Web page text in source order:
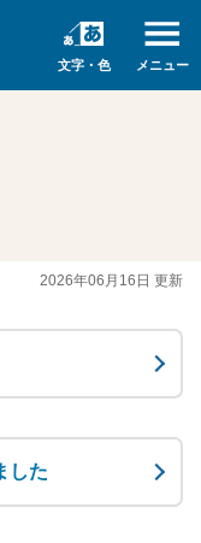
文字・色 メニュー
2026年06月16日 更新
した